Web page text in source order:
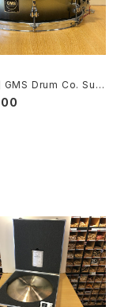
GMS Drum Co. Sup
Maple Snare 1